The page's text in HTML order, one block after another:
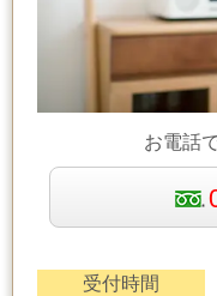
お電話
受付時間